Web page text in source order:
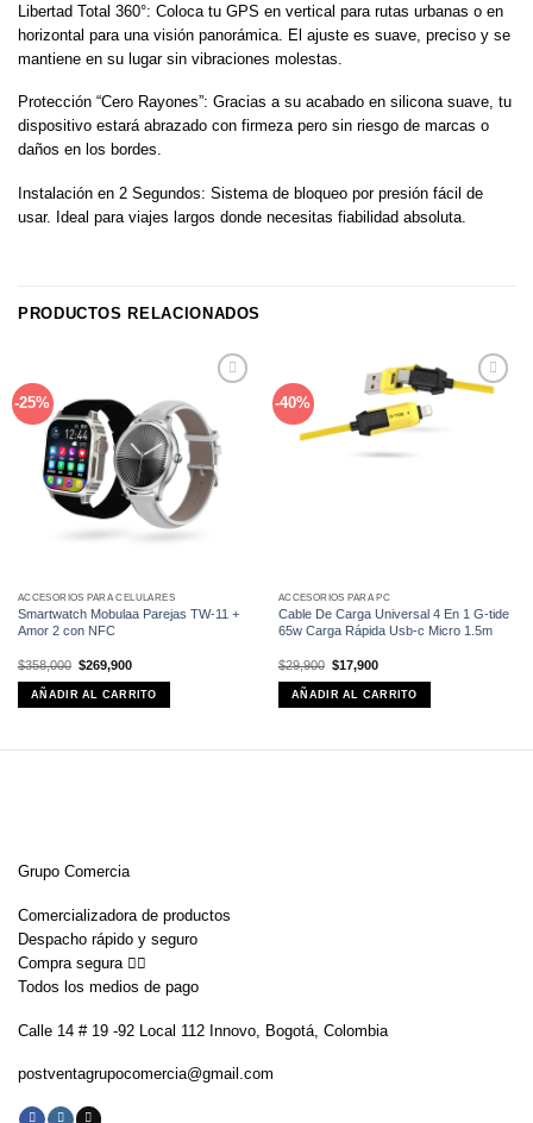
Libertad Total 360°: Coloca tu GPS en vertical para rutas urbanas o en
horizontal para una visión panorámica. El ajuste es suave, preciso y se
mantiene en su lugar sin vibraciones molestas.
Protección “Cero Rayones”: Gracias a su acabado en silicona suave, tu
dispositivo estará abrazado con firmeza pero sin riesgo de marcas o
daños en los bordes.
Instalación en 2 Segundos: Sistema de bloqueo por presión fácil de
usar. Ideal para viajes largos donde necesitas fiabilidad absoluta.
PRODUCTOS RELACIONADOS
-25%
deseos
ACCESORIOS PARA CELULARES
Smartwatch Mobulaa Parejas TW-11 +
Amor 2 con NFC
$358,000 El
precio
original
era:
$358,000.
$269,900El
actual
es:
$269,900.
AÑADIR AL CARRITO
-40%
Añadir
ACCESORIOS PARA PC
Cable De Carga Universal 4 En 1 G-tide
65w Carga Rápida Usb-c Micro 1.5m
$29,900 El
precio
original
era:
$29,900.
$17,900El
actual
es:
$17,900.
AÑADIR AL CARRITO
Grupo Comercia
Comercializadora de productos
Despacho rápido y seguro
Compra segura 👇🏼
Todos los medios de pago
Calle 14 # 19 -92 Local 112 Innovo, Bogotá, Colombia
postventagrupocomercia@gmail.com